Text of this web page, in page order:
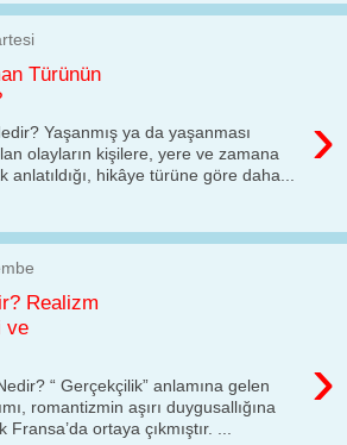
Türünün
›
Yaşanmış ya da yaşanması
olayların kişilere, yere ve zamana
anlatıldığı, hikâye türüne göre daha...
Realizm
ve
›
“ Gerçekçilik” anlamına gelen
romantizmin aşırı duygusallığına
Fransa’da ortaya çıkmıştır. ...